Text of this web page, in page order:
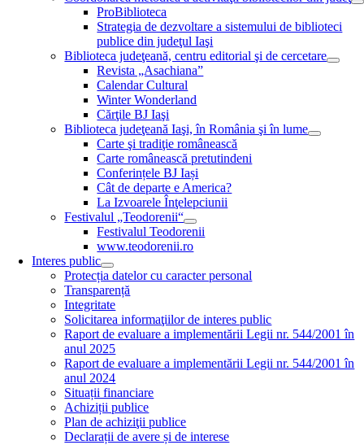
ProBiblioteca
Strategia de dezvoltare a sistemului de biblioteci
publice din judeţul Iaşi
Biblioteca judeţeană, centru editorial şi de cercetare
Revista „Asachiana”
Calendar Cultural
Winter Wonderland
Cărţile BJ Iaşi
Biblioteca judeţeană Iaşi, în România şi în lume
Carte şi tradiţie românească
Carte românească pretutindeni
Conferințele BJ Iași
Cât de departe e America?
La Izvoarele Înţelepciunii
Festivalul „Teodorenii“
Festivalul Teodorenii
www.teodorenii.ro
Interes public
Protecția datelor cu caracter personal
Transparență
Integritate
Solicitarea informaţiilor de interes public
Raport de evaluare a implementării Legii nr. 544/2001 în
anul 2025
Raport de evaluare a implementării Legii nr. 544/2001 în
anul 2024
Situații financiare
Achiziții publice
Plan de achiziţii publice
Declarații de avere și de interese